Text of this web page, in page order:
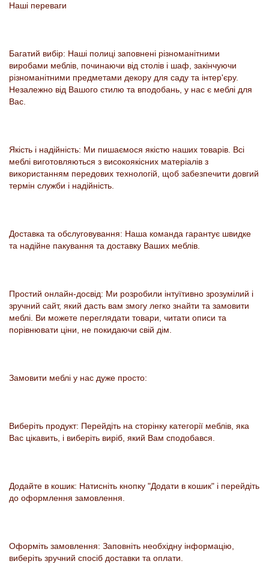
Наші переваги
Багатий вибір: Наші полиці заповнені різноманітними
виробами меблів, починаючи від столів і шаф, закінчуючи
різноманітними предметами декору для саду та інтер'єру.
Незалежно від Вашого стилю та вподобань, у нас є меблі для
Вас.
Якість і надійність: Ми пишаємося якістю наших товарів. Всі
меблі виготовляються з високоякісних матеріалів з
використанням передових технологій, щоб забезпечити довгий
термін служби і надійність.
Доставка та обслуговування: Наша команда гарантує швидке
та надійне пакування та доставку Ваших меблів.
Простий онлайн-досвід: Ми розробили інтуїтивно зрозумілий і
зручний сайт, який дасть вам змогу легко знайти та замовити
меблі. Ви можете переглядати товари, читати описи та
порівнювати ціни, не покидаючи свій дім.
Замовити меблі у нас дуже просто:
Виберіть продукт: Перейдіть на сторінку категорії меблів, яка
Вас цікавить, і виберіть виріб, який Вам сподобався.
Додайте в кошик: Натисніть кнопку "Додати в кошик" і перейдіть
до оформлення замовлення.
Оформіть замовлення: Заповніть необхідну інформацію,
виберіть зручний спосіб доставки та оплати.